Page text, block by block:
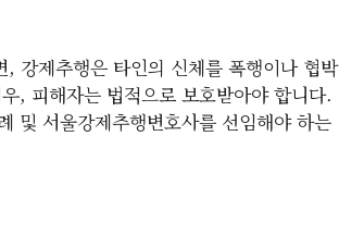
강제추행은 타인의 신체를 폭행이나 협박
, 피해자는 법적으로 보호받아야 합니다.
및 서울강제추행변호사를 선임해야 하는